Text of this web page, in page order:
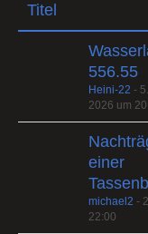
Titel
556.55
Heini-22 -
2026 um
einer
michael2 -
22:00